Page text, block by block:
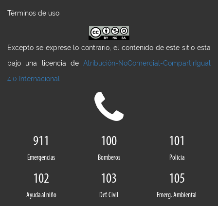
Términos de uso
Excepto se exprese lo contrario, el contenido de este sitio esta
bajo una licencia de Atribución-NoComercial-CompartirIgual
4.0 Internacional
911
Emergencias
100
Bomberos
101
Policia
102
Ayuda al niño
103
Def. Civil
105
Emerg. Ambiental